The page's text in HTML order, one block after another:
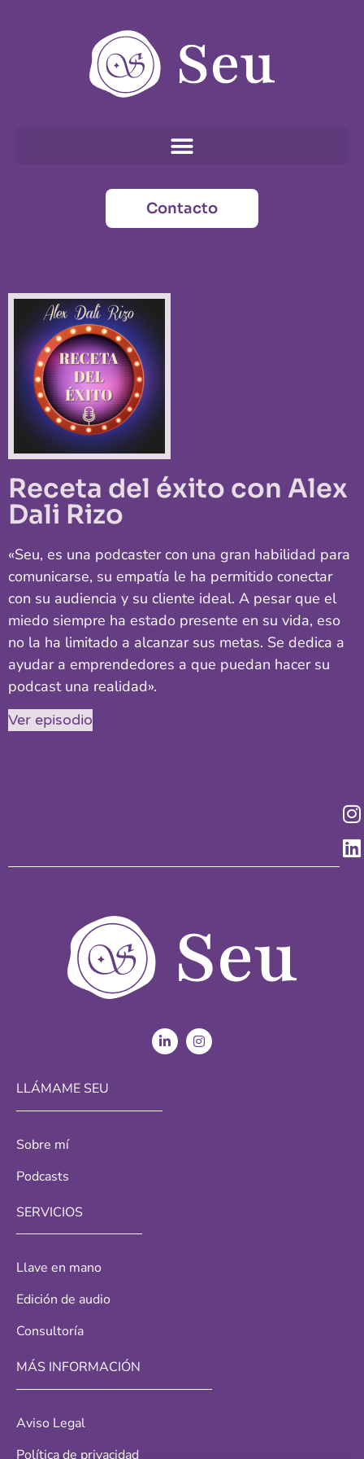
Contacto
Receta del éxito con Alex
Dali Rizo
«Seu, es una podcaster con una gran habilidad para
comunicarse, su empatía le ha permitido conectar
con su audiencia y su cliente ideal. A pesar que el
miedo siempre ha estado presente en su vida, eso
no la ha limitado a alcanzar sus metas. Se dedica a
ayudar a emprendedores a que puedan hacer su
podcast una realidad».
Ver episodio
LLÁMAME SEU
Sobre mí
Podcasts
SERVICIOS
Llave en mano
Edición de audio
Consultoría
MÁS INFORMACIÓN
Aviso Legal
Política de privacidad